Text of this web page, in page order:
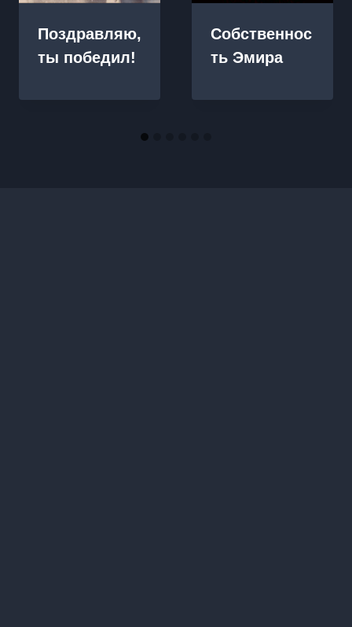
Поздравляю,
ты победил!
Собственнос
ть Эмира